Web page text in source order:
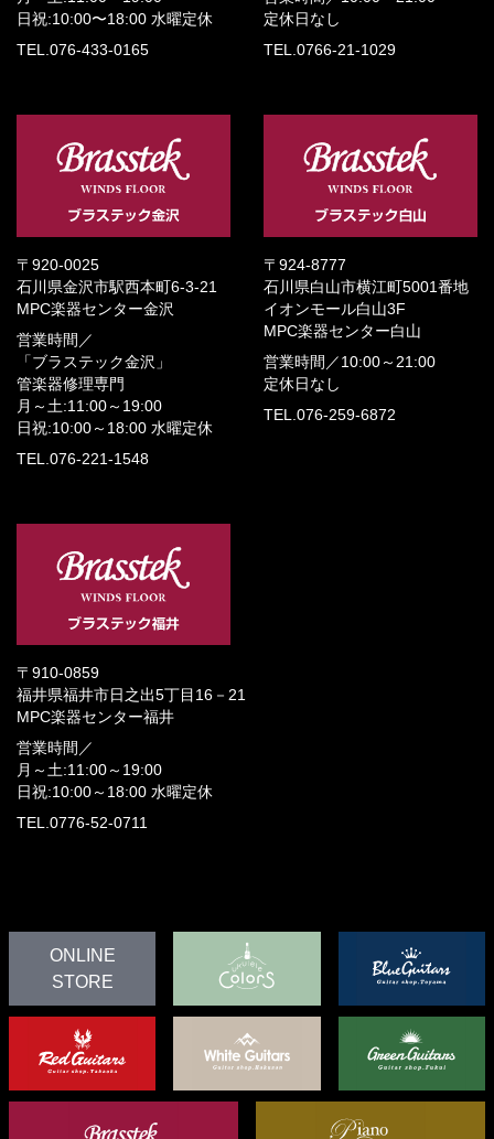
日祝:10:00〜18:00 水曜定休
TEL.076-433-0165
定休日なし
TEL.0766-21-1029
〒920-0025
石川県金沢市駅西本町6-3-21
MPC楽器センター金沢
営業時間／
「ブラステック金沢」
管楽器修理専門
月～土:11:00～19:00
日祝:10:00～18:00 水曜定休
TEL.076-221-1548
〒924-8777
石川県白山市横江町5001番地
イオンモール白山3F
MPC楽器センター白山
営業時間／ 10:00～21:00
定休日なし
TEL.076-259-6872
〒910-0859
福井県福井市日之出5丁目16－21
MPC楽器センター福井
営業時間／
月～土:11:00～19:00
日祝:10:00～18:00 水曜定休
TEL.0776-52-0711
ONLINE
STORE